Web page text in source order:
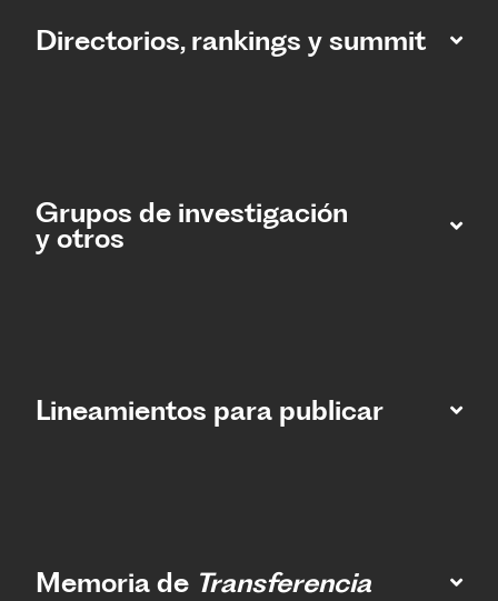
Directorios, rankings y summit
Grupos de investigación
y otros
Lineamientos para publicar
Memoria de Transferencia